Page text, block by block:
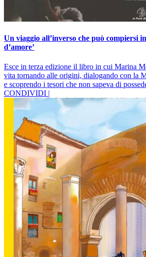
Un viaggio all’inverso che può compiersi
d’amore’
Esce in terza edizione il libro in cui Marina
vita tornando alle origini, dialogando con la
e scoprendo i tesori che non sapeva di
CONDIVIDI |